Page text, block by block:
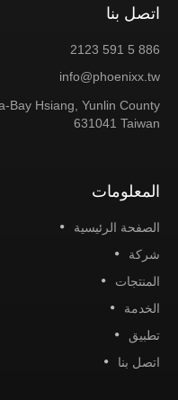
اتصل بنا
886 5 591 2123
info@phoenixx.tw
Bay Hsiang, Yunlin County
631041 Taiwan
المعلومات
الصفحة الرئيسية
شركة
المنتجات
الخدمة
تطبيق
اتصل بنا